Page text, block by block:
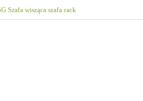
Szafa wisząca szafa rack